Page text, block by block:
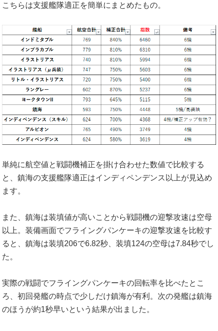
こちらは支援艦隊適正を簡単にまとめたもの。
単純に航空値と戦闘機補正を掛け合わせた数値で比較する
と、鎮海の支援艦隊適正はインディペンデンス以上が見込め
ます。
また、鎮海は装填値が高いことから戦闘機の迎撃攻速は空母
以上。装備画面でフライングパンケーキの迎撃攻速を比較す
ると、鎮海は装填206で6.82秒、装填124の空母は7.84秒でし
た。
実際の戦闘でフライングパンケーキの回転率を比べたとこ
ろ、初回発艦の時点で少しだけ鎮海が有利。次の発艦は鎮海
のほうが約1秒早いという結果が出ました。